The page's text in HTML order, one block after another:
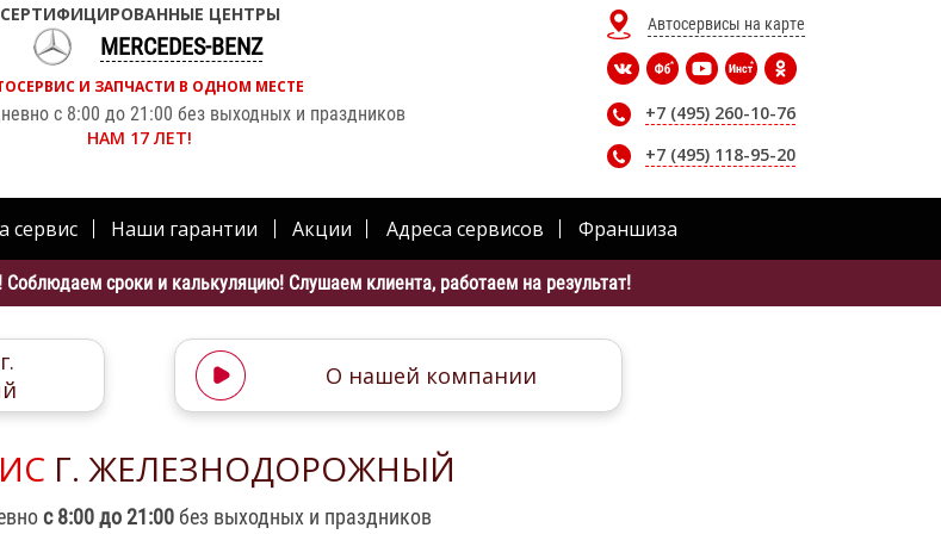
СЕРТИФИЦИРОВАННЫЕ ЦЕНТРЫ
MERCEDES-BENZ
И ЗАПЧАСТИ В ОДНОМ МЕСТЕ
с 8:00 до 21:00 без выходных и праздников
НАМ 17 ЛЕТ!
Автосервисы на карте
+7 (495) 260-10-76
+7 (495) 118-95-20
сервис Наши гарантии Акции Адреса сервисов Франшиза
Соблюдаем сроки и калькуляцию! Слушаем клиента, работаем на результат!
О нашей компании
Г. ЖЕЛЕЗНОДОРОЖНЫЙ
с 8:00 до 21:00 без выходных и праздников